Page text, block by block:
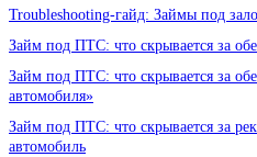
Troubleshooting-гайд: Займы под
Займ под ПТС: что скрывается за
Займ под ПТС: что скрывается за
автомобиля»
Займ под ПТС: что скрывается за
автомобиль